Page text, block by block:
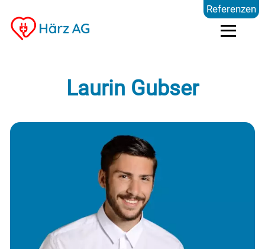
Dienstleistungen
Kompetenzen
Referenzen
Über uns
Laurin Gubser
Referenzen